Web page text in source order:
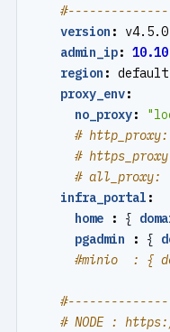
version :
admin_ip:
region :
proxy_env:
no_proxy:
#
#
# all_proxy:
infra_portal :
home
: {
pgadmin
: {
#minio  : {
# NODE :